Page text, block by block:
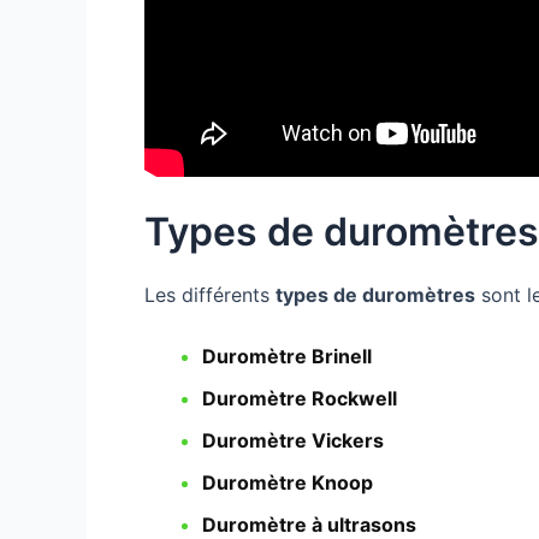
Types de duromètres
Les différents types de duromètres sont
Duromètre Brinell
Duromètre Rockwell
Duromètre Vickers
Duromètre Knoop
Duromètre à ultrasons